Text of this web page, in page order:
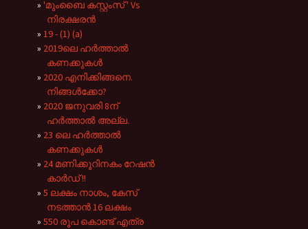
'മുംബൈ കസ്റ്റംസ് ' Vs
നിരക്ഷരൻ
19 - (1) (a)
2019ലെ ഹർത്താൽ
കണക്കുകൾ
2020 എനിക്കിങ്ങനെ.
നിങ്ങൾക്കോ?
2020 ജനുവരി 8ന്
ഹർത്താൽ അല്ല.
23 ലെ ഹർത്താൽ
കണക്കുകൾ
24 മണിക്കൂറിനകം റേഷൻ
കാർഡ് !!
5 ലക്ഷം നാശം, കേസ്
നടത്താൻ 16 ലക്ഷം
550 രൂപ കൊണ്ട് എത്ര